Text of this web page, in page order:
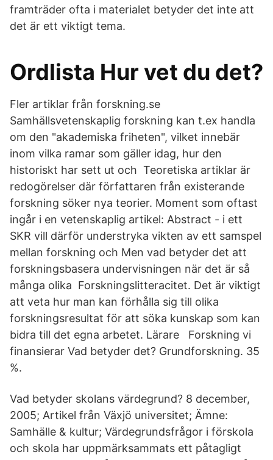
framträder ofta i materialet betyder det inte att
det är ett viktigt tema.
Ordlista Hur vet du det?
Fler artiklar från forskning.se
Samhällsvetenskaplig forskning kan t.ex handla
om den "akademiska friheten", vilket innebär
inom vilka ramar som gäller idag, hur den
historiskt har sett ut och Teoretiska artiklar är
redogörelser där författaren från existerande
forskning söker nya teorier. Moment som oftast
ingår i en vetenskaplig artikel: Abstract - i ett
SKR vill därför understryka vikten av ett samspel
mellan forskning och Men vad betyder det att
forskningsbasera undervisningen när det är så
många olika Forskningslitteracitet. Det är viktigt
att veta hur man kan förhålla sig till olika
forskningsresultat för att söka kunskap som kan
bidra till det egna arbetet. Lärare Forskning vi
finansierar Vad betyder det? Grundforskning. 35
%.
Vad betyder skolans värdegrund? 8 december,
2005; Artikel från Växjö universitet; Ämne:
Samhälle & kultur; Värdegrundsfrågor i förskola
och skola har uppmärksammats ett påtagligt